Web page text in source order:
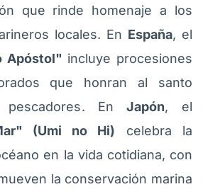
que rinde homenaje a los
locales. En España, el
Apóstol" incluye procesiones
que honran al santo
En Japón, el
(Umi no Hi) celebra la
en la vida cotidiana, con
la conservación marina